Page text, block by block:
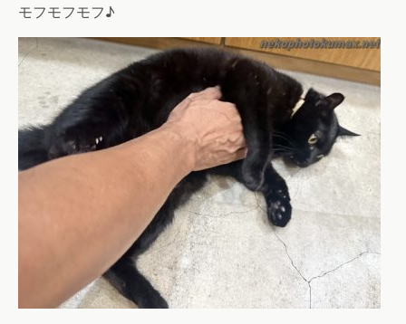
モフモフモフ♪